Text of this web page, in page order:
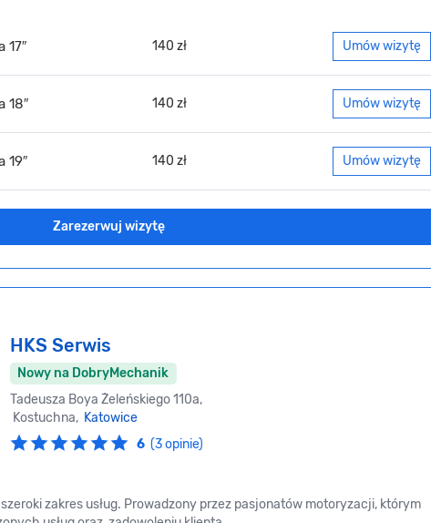
17″ 140 zł Umów wizytę
18″ 140 zł Umów wizytę
19″ 140 zł Umów wizytę
Zarezerwuj wizytę
HKS Serwis
Nowy na DobryMechanik
Tadeusza Boya Żeleńskiego 110a,
Kostuchna, Katowice
6 (3 opinie)
zakres usług. Prowadzony przez pasjonatów motoryzacji, którym